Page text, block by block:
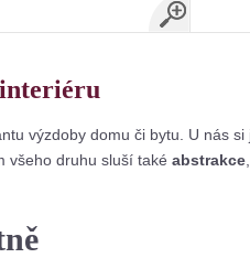
výzdoby domu či bytu. U nás si
všeho druhu sluší také abstrakce